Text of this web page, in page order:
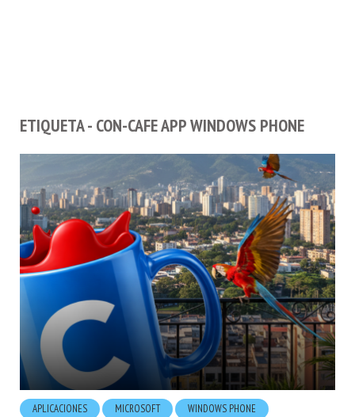
ETIQUETA - CON-CAFE APP WINDOWS PHONE
APLICACIONES MICROSOFT WINDOWS PHONE